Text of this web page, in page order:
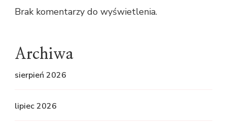
Brak komentarzy do wyświetlenia.
Archiwa
sierpień 2026
lipiec 2026